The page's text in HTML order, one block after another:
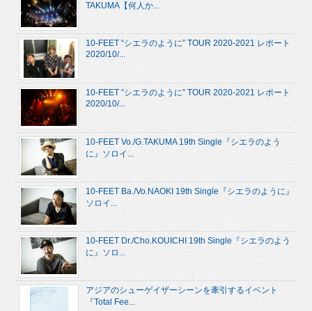
TAKUMA【何人か...
10-FEET “シエラのように” TOUR 2020-2021 レポート
2020/10/...
10-FEET “シエラのように” TOUR 2020-2021 レポート
2020/10/...
10-FEET Vo./G.TAKUMA 19th Single『シエラのよう
に』ソロイ...
10-FEET Ba./Vo.NAOKI 19th Single『シエラのように』
ソロイ...
10-FEET Dr./Cho.KOUICHI 19th Single『シエラのよう
に』ソロ...
アジアのシューゲイザーシーンを牽引するイベント
『Total Fee...